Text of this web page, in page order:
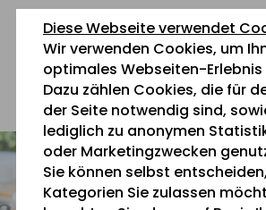
Diese Webseite verwendet
Wir verwenden Cookies, um
optimales Webseiten-Erlebnis
Dazu zählen Cookies, die für
der Seite notwendig sind,
lediglich zu anonymen
oder Marketingzwecken
Sie können selbst
Kategorien Sie zulassen
zum
Inhalt
springen
zur
Navigation
springen
zum
Fußbereich
springen
0 26 42 40 60